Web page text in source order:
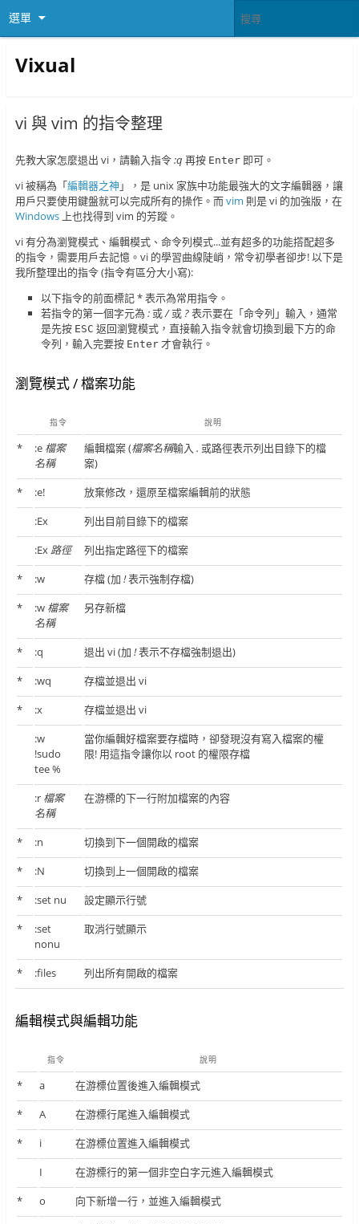
選單
Vixual
vi 與 vim 的指令整理
先教大家怎麼退出 vi，請輸入指令:q 再按 Enter即可。
vi 被稱為「編輯器之神 」，是 unix 家族中功能最強大的文字編輯器，讓
用戶只要使用鍵盤就可以完成所有的操作。而vim 則是 vi 的加強版，在
Windows上也找得到 vim 的芳蹤。
vi 有分為瀏覽模式、編輯模式、命令列模式...並有超多的功能撘配超多
的指令，需要用戶去記憶。vi 的學習曲線陡峭，常令初學者卻步! 以下是
我所整理出的指令 (指令有區分大小寫):
以下指令的前面標記 * 表示為常用指令。
若指令的第一個字元為: 或/或 ?表示要在「命令列」輸入，通常
是先按 ESC 返回瀏覽模式，直接輸入指令就會切換到最下方的命
令列，輸入完要按 Enter 才會執行。
瀏覽模式 / 檔案功能
指令 說明
* :e 檔案
名稱
編輯檔案 (檔案名稱輸入 . 或路徑表示列出目錄下的檔
案)
*
:e!
放棄修改，還原至檔案編輯前的狀態
:Ex
列出目前目錄下的檔案
:Ex路徑
列出指定路徑下的檔案
*
:w 存檔 (加 !表示強制存檔)
*
:w 檔案
名稱
另存新檔
* :q 退出 vi (加 !表示不存檔強制退出)
*
:wq
存檔並退出 vi
*
:x
存檔並退出 vi
:w
!sudo
tee %
當你編輯好檔案要存檔時，卻發現沒有寫入檔案的權
限! 用這指令讓你以 root 的權限存檔
:r 檔案
名稱
在游標的下一行附加檔案的內容
* :n
切換到下一個開啟的檔案
*
:N
切換到上一個開啟的檔案
*
:set nu
設定顯示行號
*
:set
nonu
取消行號顯示
* :files 列出所有開啟的檔案
編輯模式與編輯功能
指令 說明
* a
在游標位置後進入編輯模式
*
A
在游標行尾進入編輯模式
*
i
在游標位置進入編輯模式
I
在游標行的第一個非空白字元進入編輯模式
*
o
向下新增一行，並進入編輯模式